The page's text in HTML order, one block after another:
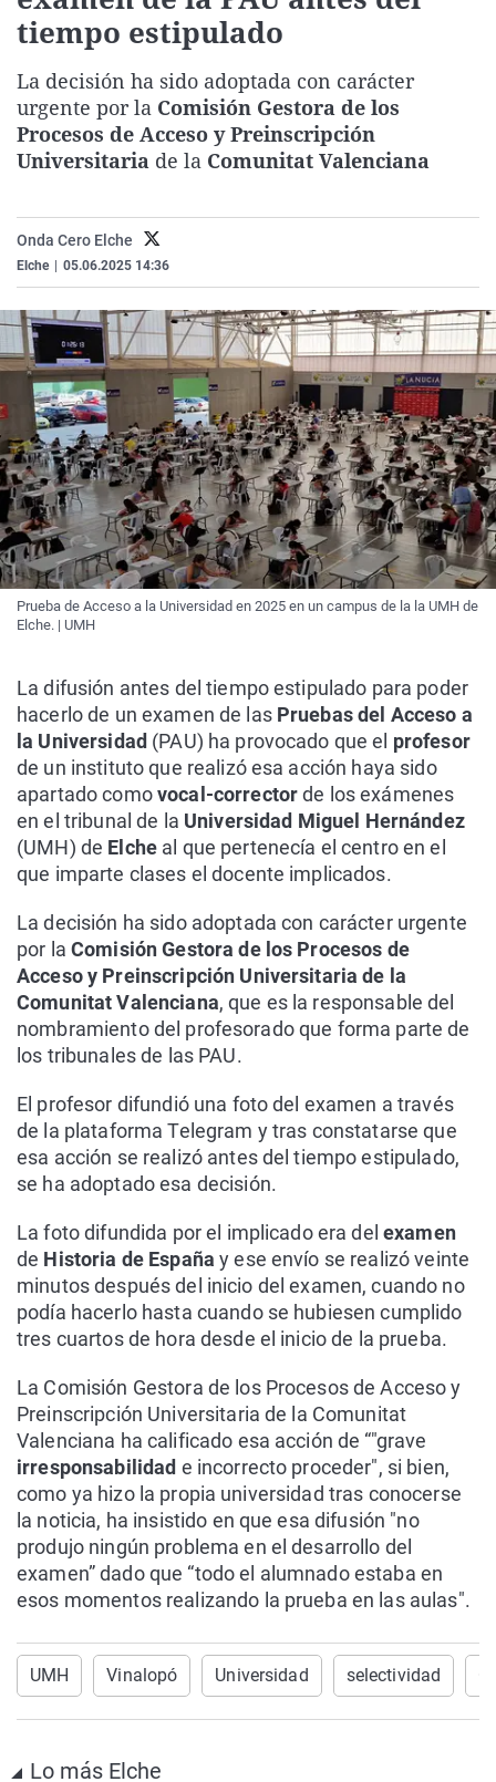
Como el perro y el
Equipo de
Operación Viuda
La Rioja
Navarra
País Vasco
Elecciones
tiempo estipulado
La decisión ha sido adoptada con carácter
urgente por la Comisión Gestora de los
Procesos de Acceso y Preinscripción
Universitaria de la Comunitat Valenciana
Onda Cero Elche
Elche 05.06.2025 14:36
Prueba de Acceso a la Universidad en 2025 en un campus de la la UMH de
Elche. | UMH
La difusión antes del tiempo estipulado para poder
hacerlo de un examen de las Pruebas del Acceso a
la Universidad (PAU) ha provocado que el profesor
de un instituto que realizó esa acción haya sido
apartado comovocal-correctorde los exámenes
en el tribunal de la Universidad Miguel Hernández
(UMH) de Elche al que pertenecía el centro en el
que imparte clases el docente implicados.
La decisión ha sido adoptada con carácter urgente
por la Comisión Gestora de los Procesos de
Acceso y Preinscripción Universitaria de la
Comunitat Valenciana, que es la responsable del
nombramiento del profesorado que forma parte de
los tribunales de las PAU.
El profesor difundió una foto del examen a través
de la plataforma Telegram y tras constatarse que
esa acción se realizó antes del tiempo estipulado,
se ha adoptado esa decisión.
La foto difundida por el implicado era delexamen
de Historia de España y ese envío se realizó veinte
minutos después del inicio del examen, cuando no
podía hacerlo hasta cuando se hubiesen cumplido
tres cuartos de hora desde el inicio de la prueba.
La Comisión Gestora de los Procesos de Acceso y
Preinscripción Universitaria de la Comunitat
Valenciana ha calificado esa acción de “"grave
irresponsabilidad e incorrecto proceder", si bien,
como ya hizo la propia universidad tras conocerse
la noticia, ha insistido en que esa difusión "no
produjo ningún problema en el desarrollo del
examen” dado que “todo el alumnado estaba en
esos momentos realizando la prueba en las aulas".
UMH Vinalopó Universidad selectividad
Lo más Elche